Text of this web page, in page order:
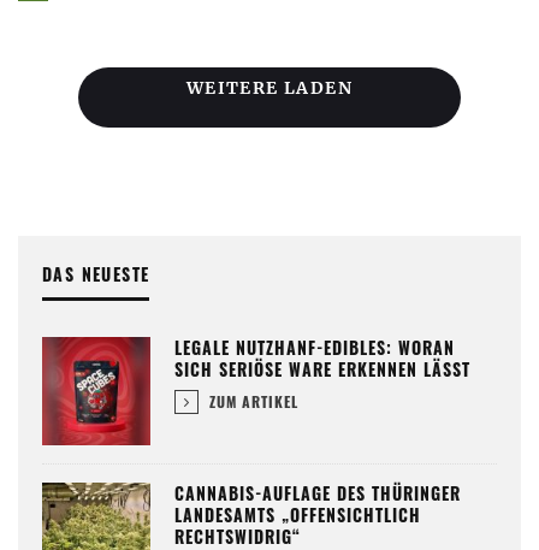
WEITERE LADEN
DAS NEUESTE
LEGALE NUTZHANF-EDIBLES: WORAN
SICH SERIÖSE WARE ERKENNEN LÄSST
ZUM ARTIKEL
CANNABIS-AUFLAGE DES THÜRINGER
LANDESAMTS „OFFENSICHTLICH
RECHTSWIDRIG“